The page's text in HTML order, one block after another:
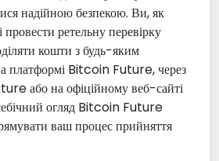
надійною безпекою. Ви, як
провести ретельну перевірку
кошти з будь-яким
платформі Bitcoin Future, через
або на офіційному веб-сайті
огляд Bitcoin Future
ваш процес прийняття